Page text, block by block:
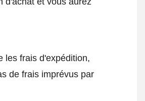
les frais d'expédition,
de frais imprévus par